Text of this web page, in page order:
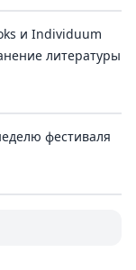
и Individuum
литературы
фестиваля